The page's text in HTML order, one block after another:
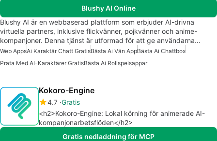
Blushy AI Online
Blushy AI är en webbaserad plattform som erbjuder AI-drivna
virtuella partners, inklusive flickvänner, pojkvänner och anime-
kompanjoner. Denna tjänst är utformad för att ge användarna…
Web AppsAi Karaktär Chatt GratisBästa Ai Vän AppBästa Ai Chattbox
Prata Med AI-Karaktärer GratisBästa Ai Rollspelsappar
Kokoro-Engine
4.7 Gratis
<h2>Kokoro-Engine: Lokal körning för animerade AI-
kompanjonarbetsflöden</h2>
Gratis nedladdning för MCP